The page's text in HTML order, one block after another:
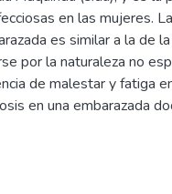
en las mujeres.
es similar a la de
por la naturaleza no
de malestar y fatiga
en una embarazada